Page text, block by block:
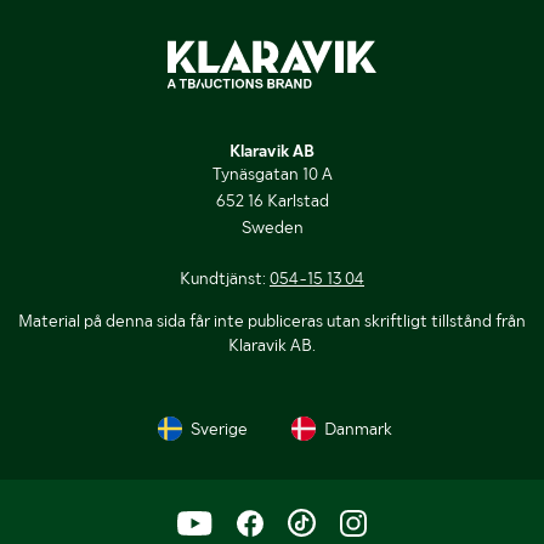
Klaravik AB
Tynäsgatan 10 A
652 16 Karlstad
Sweden
Kundtjänst: 054-15 13 04
Material på denna sida får inte publiceras utan skriftligt tillstånd från
Klaravik AB.
Sverige Danmark